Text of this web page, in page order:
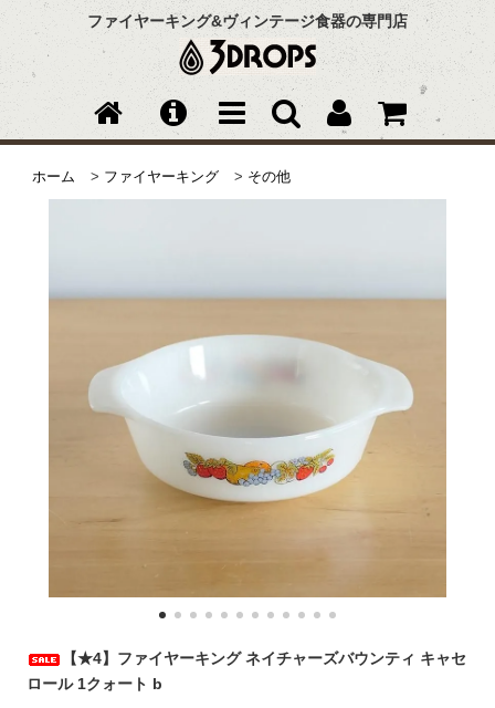
ファイヤーキング&ヴィンテージ食器の専門店
ホーム > ファイヤーキング > その他
【★4】ファイヤーキング ネイチャーズバウンティ キャセ
ロール 1クォート b